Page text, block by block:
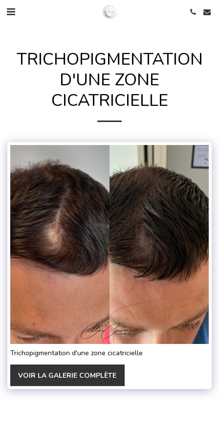
TRICHOPIGMENTATION
D'UNE ZONE
CICATRICIELLE
Trichopigmentation d'une zone cicatricielle
VOIR LA GALERIE COMPLÈTE